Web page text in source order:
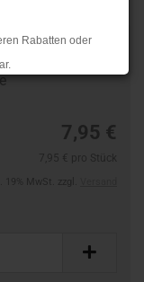
Rabatten oder
kommen.
7,95 €